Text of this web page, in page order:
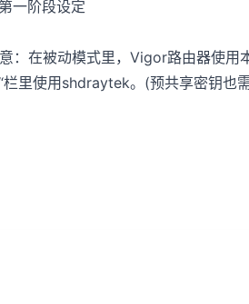
一阶段设定
：在被动模式里，Vigor路由器使
栏里使用shdraytek。(预共享密钥也